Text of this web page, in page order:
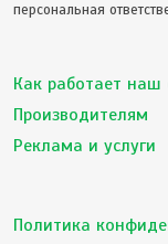
персональная
Как работает наш
Производителям
Реклама и услуги
Политика